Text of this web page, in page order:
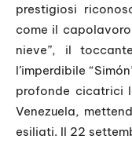
prestigiosi
come il
nieve”, il
l’imperdibile
profonde cicatrici
Venezuela,
esiliati. Il 22